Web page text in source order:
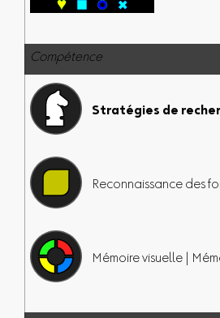
Compétence
Stratégies de
Reconnaissance des
Mémoire visuelle |